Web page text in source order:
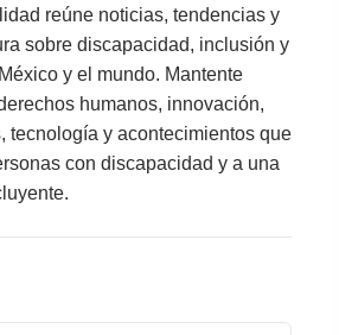
reúne noticias, tendencias y
sobre discapacidad, inclusión y
y el mundo. Mantente
humanos, innovación,
tecnología y acontecimientos que
con discapacidad y a una